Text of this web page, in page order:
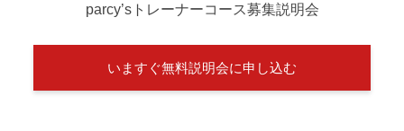
parcy’sトレーナーコース募集説明会
いますぐ無料説明会に申し込む